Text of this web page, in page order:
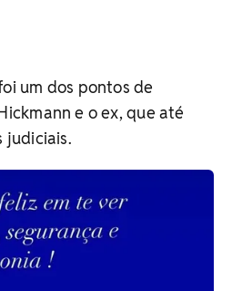
um dos pontos de
e o ex, que até
judiciais.